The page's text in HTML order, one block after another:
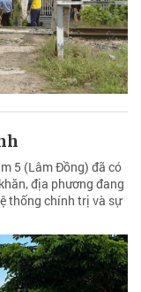
5 (Lâm Đồng) đã có
địa phương đang
thống chính trị và sự